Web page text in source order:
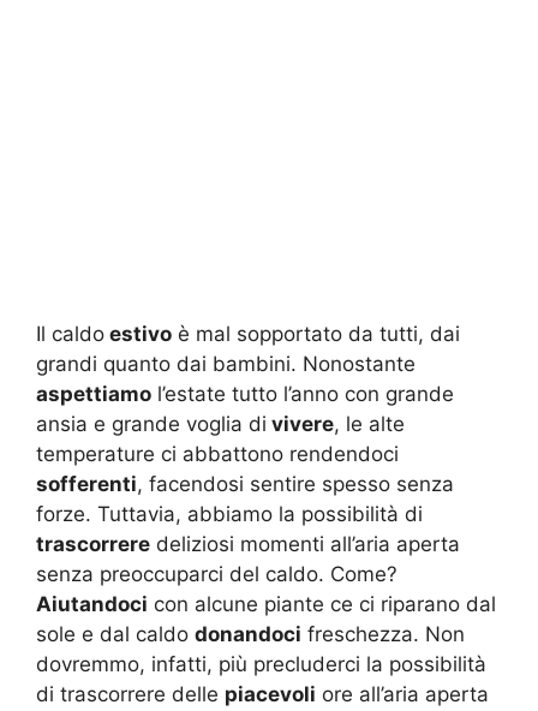
Il caldo estivo è mal sopportato da tutti, dai
grandi quanto dai bambini. Nonostante
aspettiamo l’estate tutto l’anno con grande
ansia e grande voglia di vivere, le alte
temperature ci abbattono rendendoci
sofferenti, facendosi sentire spesso senza
forze. Tuttavia, abbiamo la possibilità di
trascorrere deliziosi momenti all’aria aperta
senza preoccuparci del caldo. Come?
Aiutandoci con alcune piante ce ci riparano dal
sole e dal caldo donandoci freschezza. Non
dovremmo, infatti, più precluderci la possibilità
di trascorrere delle piacevoli ore all’aria aperta